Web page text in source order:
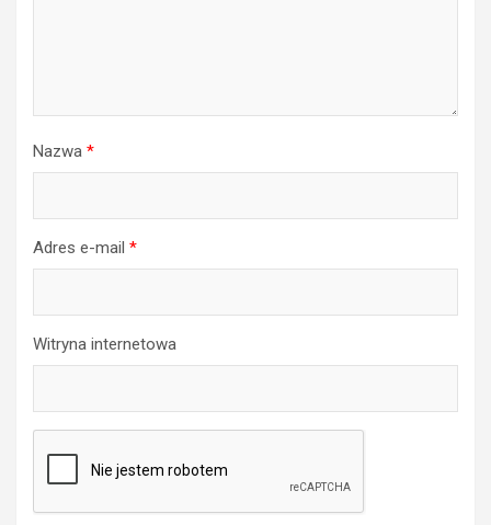
Nazwa *
Adres e-mail *
Witryna internetowa